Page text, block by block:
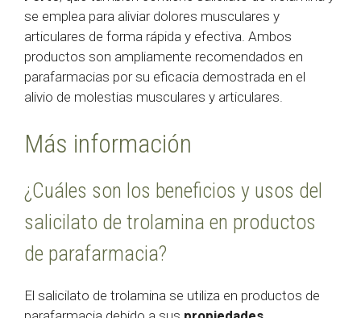
se emplea para aliviar dolores musculares y
articulares de forma rápida y efectiva. Ambos
productos son ampliamente recomendados en
parafarmacias por su eficacia demostrada en el
alivio de molestias musculares y articulares.
Más información
¿Cuáles son los beneficios y usos del
salicilato de trolamina en productos
de parafarmacia?
El salicilato de trolamina se utiliza en productos de